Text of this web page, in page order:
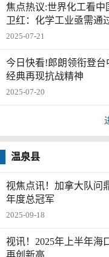
焦点热议:世界化工看中
卫红：化学工业亟需通
性提升与智能赋能重塑
2025-07-21
今日快看!郎朗领衔登
经典再现抗战精神
2025-07-20
温泉县
视焦点讯！加拿大队问
年度总冠军
2025-09-18
视讯！2025年上半年海
再创新高